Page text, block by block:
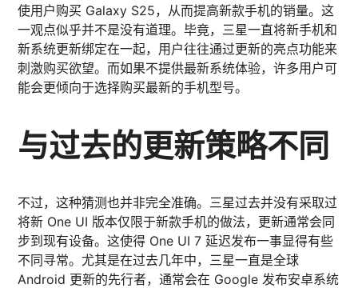
使用户购买 Galaxy S25，从而提高新款手机的销量。这
一观点似乎并不是没有道理。毕竟，三星一直将新手机和
新系统更新绑定在一起，用户往往通过更新的亮点功能来
刺激购买欲望。而如果不提供最新系统体验，许多用户可
能会更倾向于选择购买最新的手机型号。
与过去的更新策略不同
不过，这种猜测也并非完全准确。三星过去并没有采取过
将新 One UI 版本仅限于新款手机的做法，更新通常会同
步到现有设备。这使得 One UI 7 延迟发布一事显得有些
不同寻常。尤其是在过去几年中，三星一直是全球
Android 更新的先行者，通常会在 Google 发布安卓系统